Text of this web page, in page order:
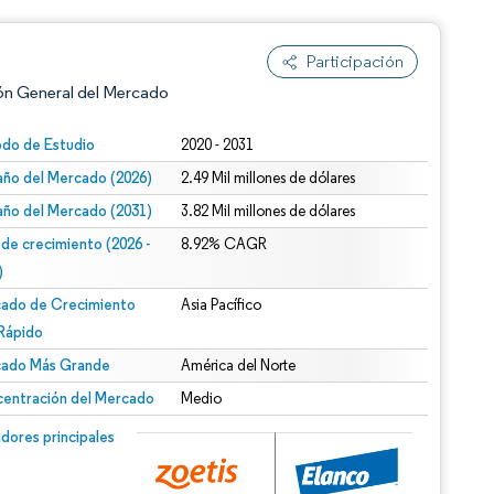
Participación
General del Mercado
de Estudio 2020 - 2031
del Mercado (2026) 2.49 Mil millones de dólares
del Mercado (2031) 3.82 Mil millones de dólares
de crecimiento (2026 -
8.92% CAGR
de Crecimiento
Asia Pacífico
Más Grande América del Norte
del Mercado Medio
principales
© Mordor Intelligence. El uso requiere atribución según CC BY 4.0.
CC BY 4.0.